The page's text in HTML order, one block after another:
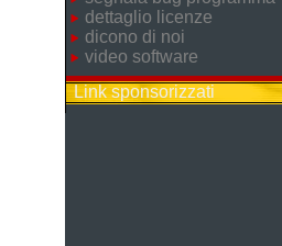
dettaglio licenze
dicono di noi
video software
Link sponsorizzati